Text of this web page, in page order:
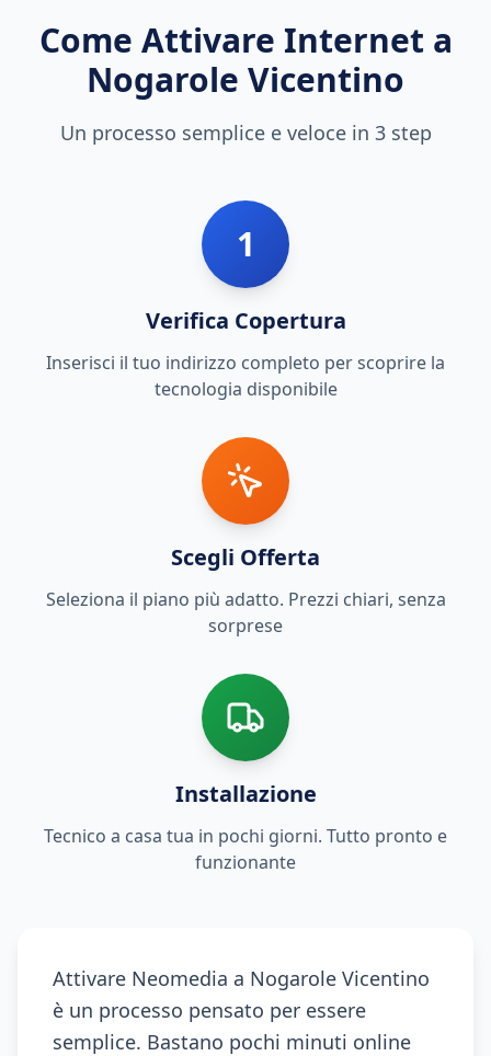
Come Attivare Internet a
Nogarole Vicentino
Un processo semplice e veloce in 3 step
1
Verifica Copertura
Inserisci il tuo indirizzo completo per scoprire la
tecnologia disponibile
Scegli Offerta
Seleziona il piano più adatto. Prezzi chiari, senza
sorprese
Installazione
Tecnico a casa tua in pochi giorni. Tutto pronto e
funzionante
Attivare Neomedia a Nogarole Vicentino
è un processo pensato per essere
semplice. Bastano pochi minuti online